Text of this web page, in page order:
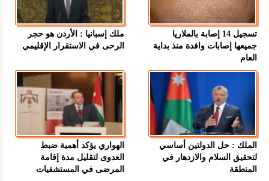
تسجيل 14 إصابة بالملاريا
جميعها إصابات وافدة منذ بداية
العام
ملك إسبانيا : الأردن هو حجر
الرحى في الاستقرار الإقليمي
الملك : حل الدولتين أساسي
لتحقيق السلام والازدهار في
المنطقة
الهواري يؤكد أهمية ضبط
العدوى لتقليل مدة إقامة
المرضى في المستشفيات